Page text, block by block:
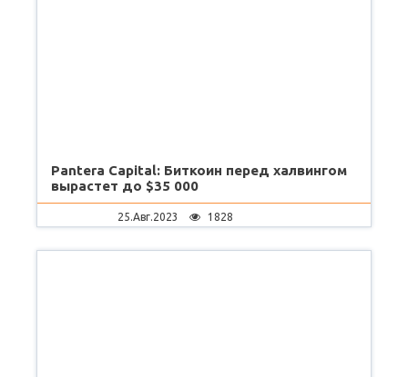
Pantera Capital: Биткоин перед халвингом
вырастет до $35 000
25.Авг.2023 1828